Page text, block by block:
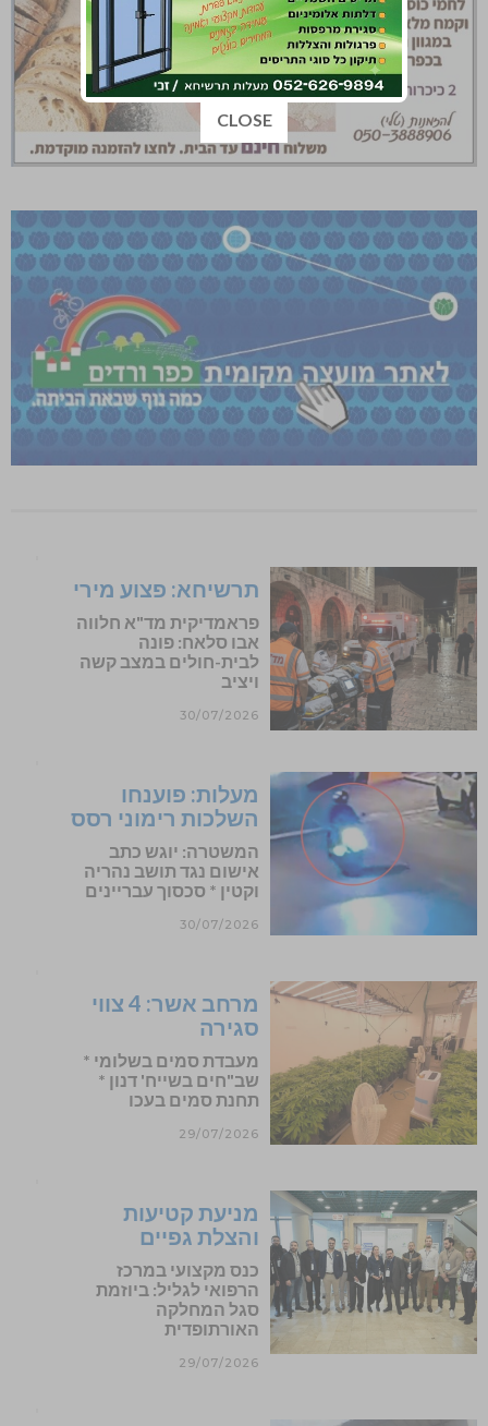
תרשיחא: פצוע מירי
פראמדיקית מד"א חלווה
אבו סלאח: פונה
לבית-חולים במצב קשה
ויציב
30/07/2026
מעלות: פוענחו
השלכות רימוני רסס
המשטרה: יוגש כתב
אישום נגד תושב נהריה
וקטין * סכסוך עבריינים
30/07/2026
מרחב אשר: 4 צווי
סגירה
מעבדת סמים בשלומי *
שב"חים בשייח' דנון *
תחנת סמים בעכו
29/07/2026
מניעת קטיעות
והצלת גפיים
כנס מקצועי במרכז
הרפואי לגליל: ביוזמת
סגל המחלקה
האורתופדית
29/07/2026
החלון יסגר בעוד :3
CLOSE